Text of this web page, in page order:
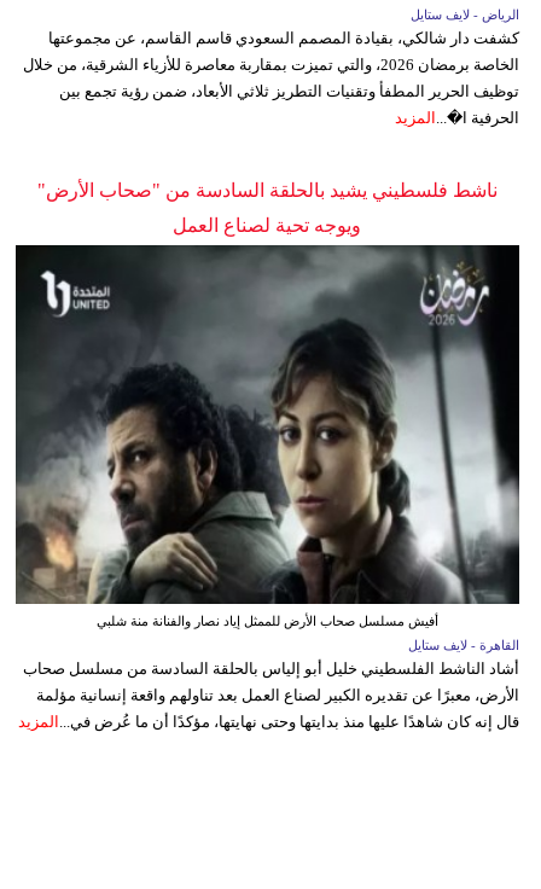
الرياض - لايف ستايل
كشفت دار شالكي، بقيادة المصمم السعودي قاسم القاسم، عن مجموعتها
الخاصة برمضان 2026، والتي تميزت بمقاربة معاصرة للأزياء الشرقية، من خلال
توظيف الحرير المطفأ وتقنيات التطريز ثلاثي الأبعاد، ضمن رؤية تجمع بين
الحرفية ا�... المزيد
ناشط فلسطيني يشيد بالحلقة السادسة من "صحاب الأرض"
ويوجه تحية لصناع العمل
أفيش مسلسل صحاب الأرض للممثل إياد نصار والفنانة منة شلبي
القاهرة - لايف ستايل
أشاد الناشط الفلسطيني خليل أبو إلياس بالحلقة السادسة من مسلسل صحاب
الأرض، معبرًا عن تقديره الكبير لصناع العمل بعد تناولهم واقعة إنسانية مؤلمة
قال إنه كان شاهدًا عليها منذ بدايتها وحتى نهايتها، مؤكدًا أن ما عُرض في... المزيد